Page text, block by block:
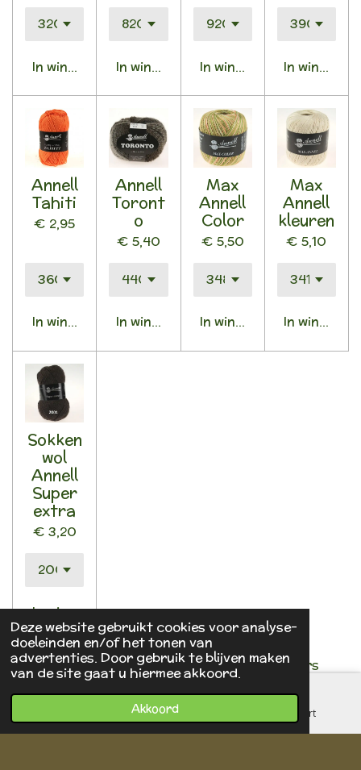
Deze website gebruikt cookies voor analyse-
doeleinden en/of het tonen van
advertenties. Door gebruik te blijven maken
van de site gaat u hiermee akkoord.
Akkoord
In winkelwagenIn winkelwagenIn winkelwagen
In
Annell
Tahiti
€ 2,95
In winkelwagen
Annell
Toront
o
€ 5,40
In winkelwagen
Max
Annell
Color
€ 5,50
In winkelwagen
Max
Annell
kleuren
€ 5,10
In
Sokken
wol
Annell
Super
extra
€ 3,20
In winkelwagen
Heeft u een ander garen in gedachten of elders
gezien? Op de site
uitgebreide assortiment. Wij kunnen deze uiteraard
voor u bestellen. Stel uw vraag via het
Telefoonnummer Kaart